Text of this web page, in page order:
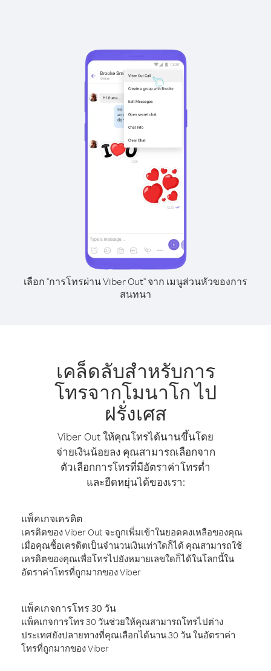
เลือก "การโทรผ่าน Viber Out" จาก เมนูส่วนหัวของการ
สนทนา
เคล็ดลับสำหรับการ
โทรจากโมนาโก ไป
ฝรั่งเศส
Viber Out ให้คุณโทรได้นานขึ้นโดย
จ่ายเงินน้อยลง คุณสามารถเลือกจาก
ตัวเลือกการโทรที่มีอัตราค่าโทรต่ำ
และยืดหยุ่นได้ของเรา:
แพ็คเกจเครดิต
เครดิตของ Viber Out จะถูกเพิ่มเข้าในยอดคงเหลือของคุณ
เมื่อคุณซื้อเครดิตเป็นจำนวนเงินเท่าใดก็ได้ คุณสามารถใช้
เครดิตของคุณเพื่อโทรไปยังหมายเลขใดก็ได้ในโลกนี้ใน
อัตราค่าโทรที่ถูกมากของ Viber
แพ็คเกจการโทร 30 วัน
แพ็คเกจการโทร 30 วันช่วยให้คุณสามารถโทรไปต่าง
ประเทศยังปลายทางที่คุณเลือกได้นาน 30 วัน ในอัตราค่า
โทรที่ถูกมากของ Viber